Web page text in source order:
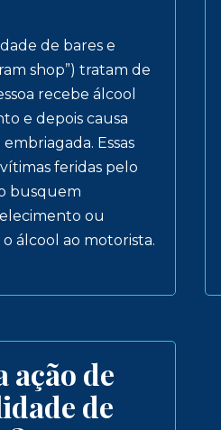
de bares e
shop”) tratam de
recebe álcool
e depois causa
Essas
feridas pelo
busquem
ou
álcool ao motorista.
ação de
de